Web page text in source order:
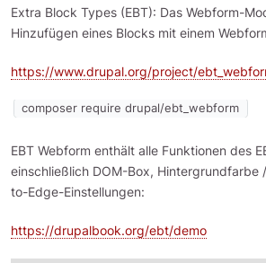
Extra Block Types (EBT): Das Webform-
Hinzufügen eines Blocks mit einem
https://www.drupal.org/project/
composer require drupal/ebt_webform
EBT Webform enthält alle Funktionen des
einschließlich DOM-Box, Hintergrundfarbe
to-Edge-Einstellungen:
https://drupalbook.org/ebt/demo